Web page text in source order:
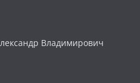
Владимирович